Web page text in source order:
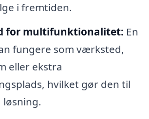
i fremtiden.
for multifunktionalitet: En
fungere som værksted,
eller ekstra
hvilket gør den til
løsning.